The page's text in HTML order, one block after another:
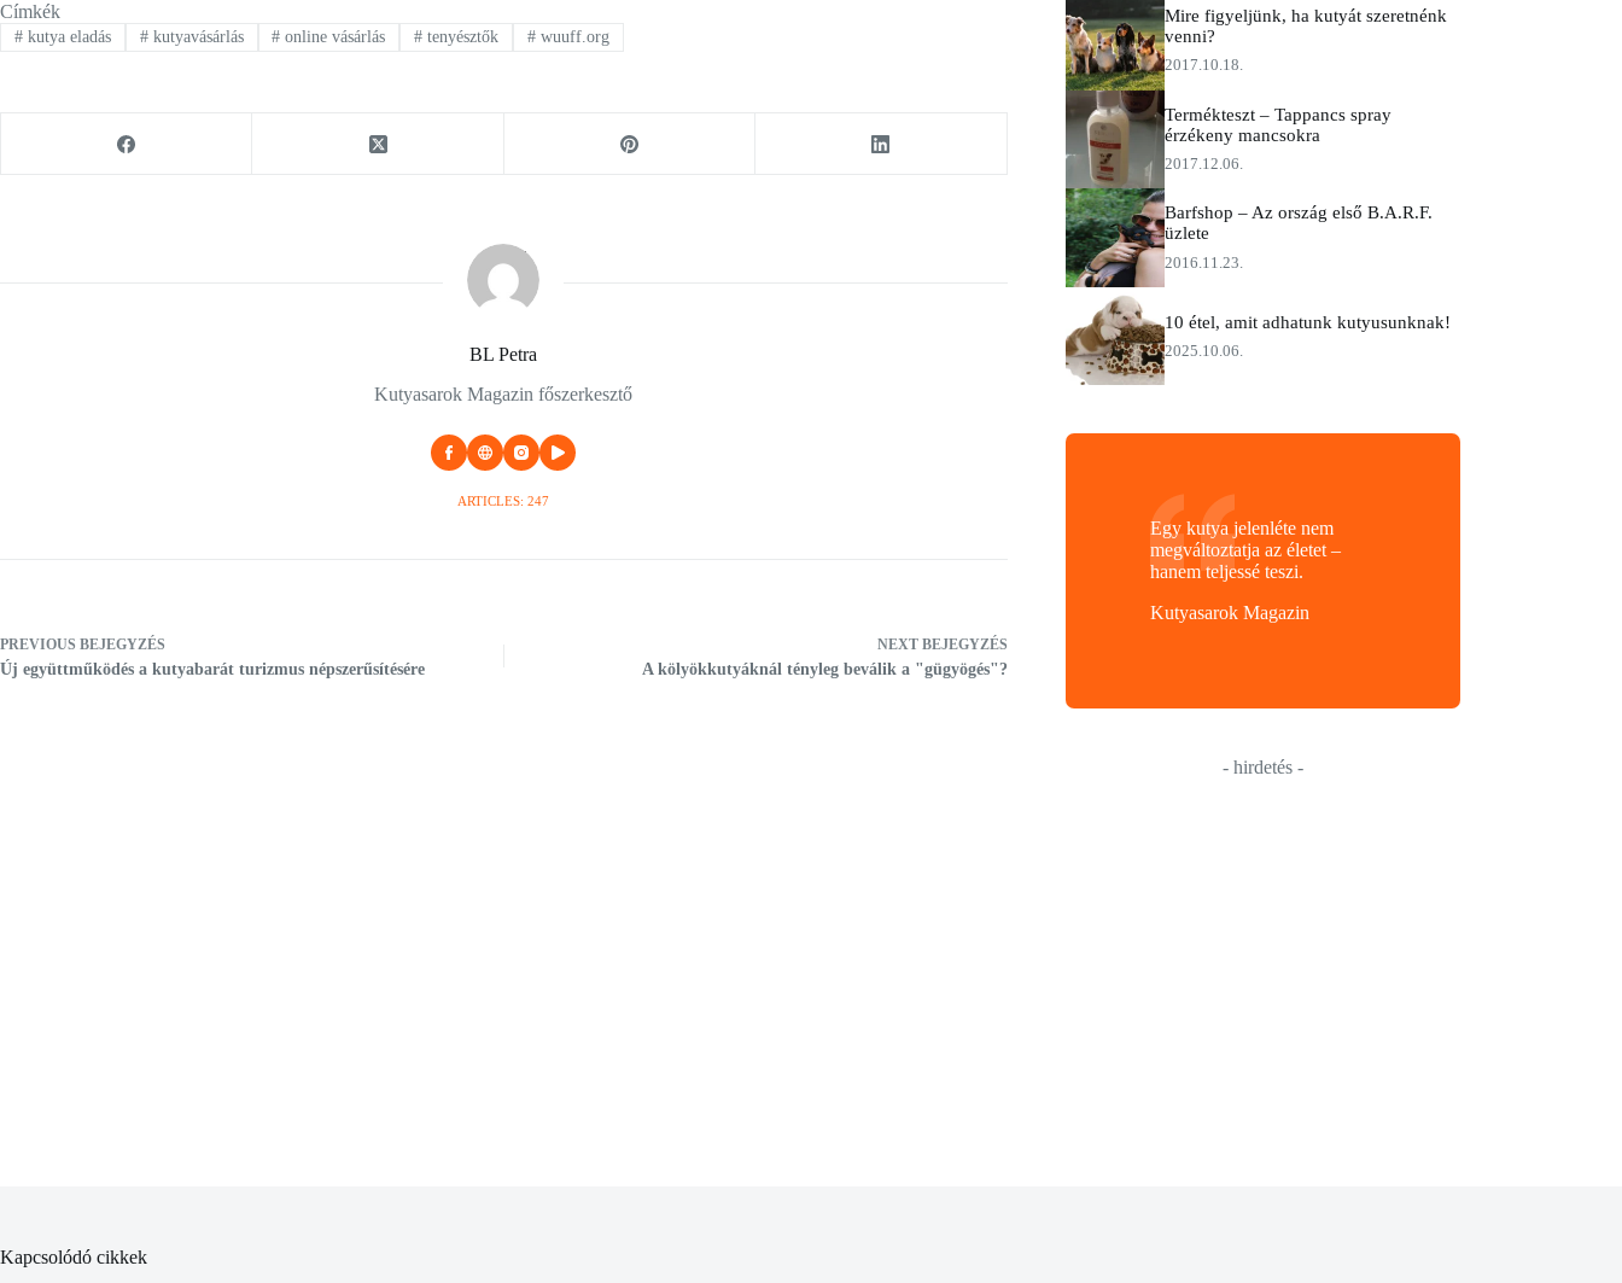
Címkék
#kutya eladás #kutyavásárlás # online vásárlás # tenyésztők # wuuff.org
BL Petra
Kutyasarok Magazin főszerkesztő
ARTICLES: 247
PREVIOUS BEJEGYZÉS
Új együttműködés a kutyabarát turizmus népszerűsítésére
NEXT BEJEGYZÉS
A kölyökkutyáknál tényleg beválik a "gügyögés"?
Mire figyeljünk, ha kutyát szeretnénk
venni?
2017.10.18.
Termékteszt – Tappancs spray
érzékeny mancsokra
2017.12.06.
Barfshop – Az ország első B.A.R.F.
üzlete
2016.11.23.
10 étel, amit adhatunk kutyusunknak!
2025.10.06.
Egy kutya jelenléte nem
megváltoztatja az életet –
hanem teljessé teszi.
Kutyasarok Magazin
- hirdetés -
Kapcsolódó cikkek